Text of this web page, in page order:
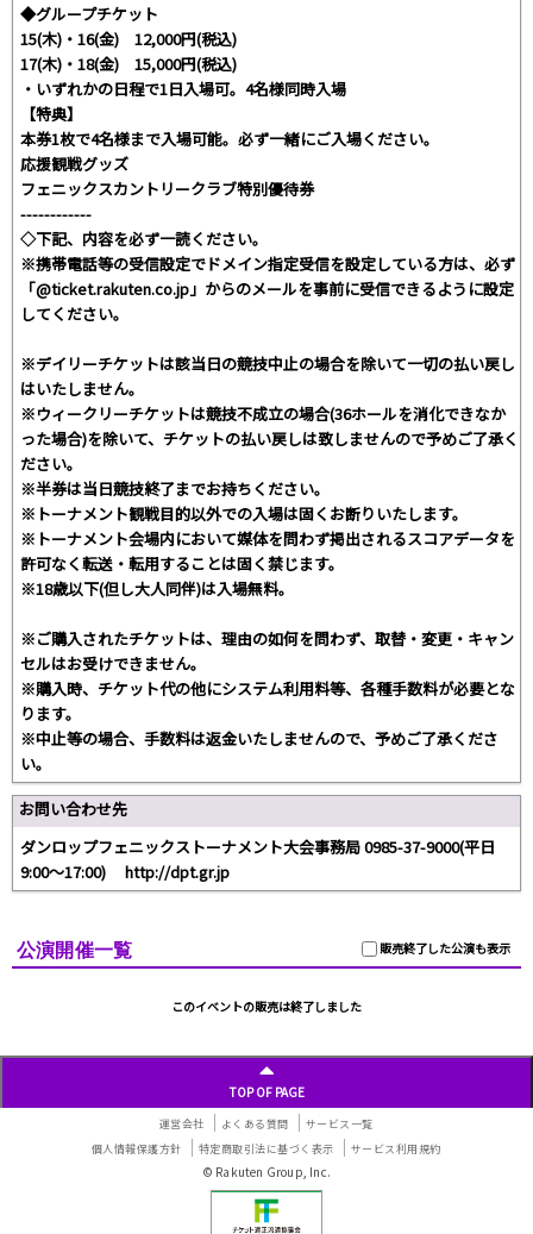
◆グループチケット
15(木)・16(金) 12,000円(税込)
17(木)・18(金) 15,000円(税込)
・いずれかの日程で1日入場可。4名様同時入場
【特典】
本券1枚で4名様まで入場可能。必ず一緒にご入場ください。
応援観戦グッズ
フェニックスカントリークラブ特別優待券
------------
◇下記、内容を必ず一読ください。
※携帯電話等の受信設定でドメイン指定受信を設定している方は、必ず
「@ticket.rakuten.co.jp」からのメールを事前に受信できるように設定
してください。
※デイリーチケットは該当日の競技中止の場合を除いて一切の払い戻し
はいたしません。
※ウィークリーチケットは競技不成立の場合(36ホールを消化できなか
った場合)を除いて、チケットの払い戻しは致しませんので予めご了承く
ださい。
※半券は当日競技終了までお持ちください。
※トーナメント観戦目的以外での入場は固くお断りいたします。
※トーナメント会場内において媒体を問わず掲出されるスコアデータを
許可なく転送・転用することは固く禁じます。
※18歳以下(但し大人同伴)は入場無料。
※ご購入されたチケットは、理由の如何を問わず、取替・変更・キャン
セルはお受けできません。
※購入時、チケット代の他にシステム利用料等、各種手数料が必要とな
ります。
※中止等の場合、手数料は返金いたしませんので、予めご了承くださ
い。
お問い合わせ先
ダンロップフェニックストーナメント大会事務局 0985-37-9000(平日
9:00～17:00) http://dpt.gr.jp
販売終了した公演も表示
公演開催一覧
このイベントの販売は終了しました
TOP OF PAGE
運営会社 よくある質問
サービス一覧
個人情報保護方針
特定商取引法に基づく表示 サービス利用規約
© Rakuten Group, Inc.